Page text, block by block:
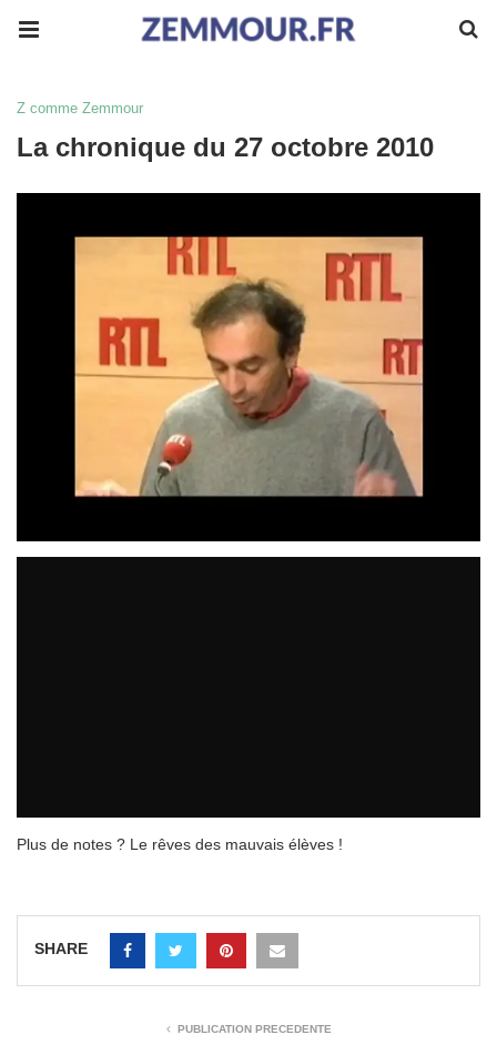
Z comme Zemmour
La chronique du 27 octobre 2010
Plus de notes ? Le rêves des mauvais élèves !
SHARE
PUBLICATION PRÉCÉDENTE